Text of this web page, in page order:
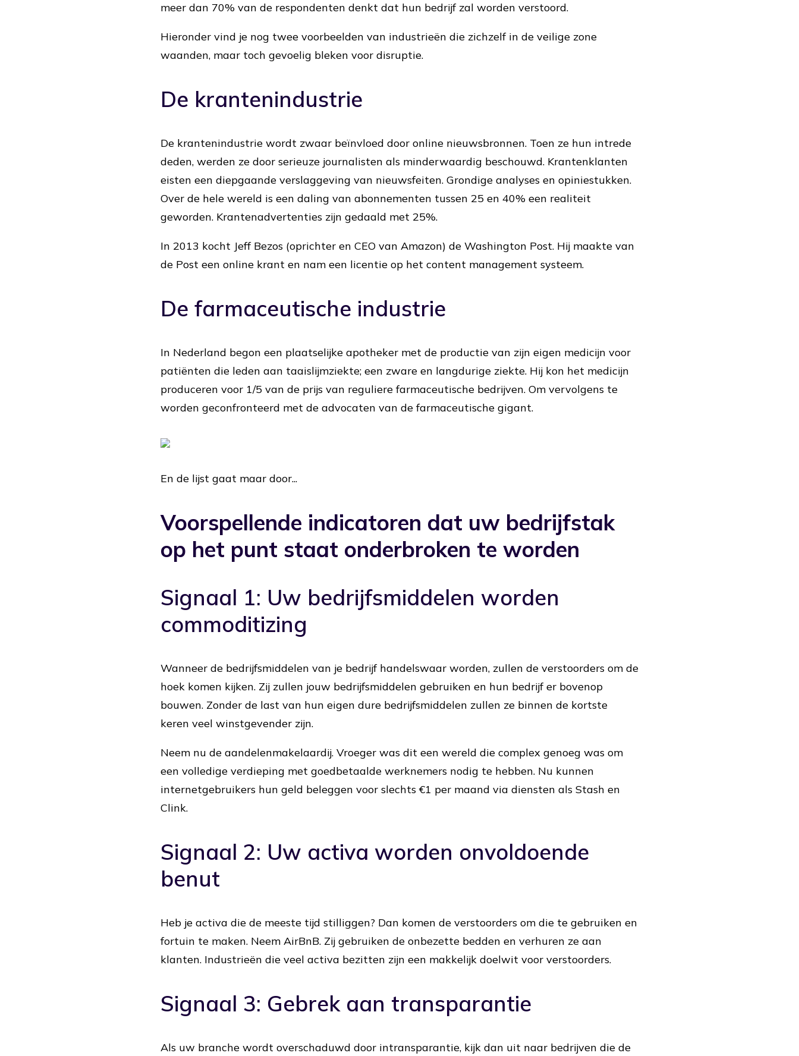
meer dan 70% van de respondenten denkt dat hun bedrijf zal worden verstoord.
Hieronder vind je nog twee voorbeelden van industrieën die zichzelf in de veilige zone
waanden, maar toch gevoelig bleken voor disruptie.
De krantenindustrie
De krantenindustrie wordt zwaar beïnvloed door online nieuwsbronnen. Toen ze hun intrede
deden, werden ze door serieuze journalisten als minderwaardig beschouwd. Krantenklanten
eisten een diepgaande verslaggeving van nieuwsfeiten. Grondige analyses en opiniestukken.
Over de hele wereld is een daling van abonnementen tussen 25 en 40% een realiteit
geworden. Krantenadvertenties zijn gedaald met 25%.
In 2013 kocht Jeff Bezos (oprichter en CEO van Amazon) de Washington Post. Hij maakte van
de Post een online krant en nam een licentie op het content management systeem.
De farmaceutische industrie
In Nederland begon een plaatselijke apotheker met de productie van zijn eigen medicijn voor
patiënten die leden aan taaislijmziekte; een zware en langdurige ziekte. Hij kon het medicijn
produceren voor 1/5 van de prijs van reguliere farmaceutische bedrijven. Om vervolgens te
worden geconfronteerd met de advocaten van de farmaceutische gigant.
En de lijst gaat maar door...
Voorspellende indicatoren dat uw bedrijfstak
op het punt staat onderbroken te worden
Signaal 1: Uw bedrijfsmiddelen worden
commoditizing
Wanneer de bedrijfsmiddelen van je bedrijf handelswaar worden, zullen de verstoorders om de
hoek komen kijken. Zij zullen jouw bedrijfsmiddelen gebruiken en hun bedrijf er bovenop
bouwen. Zonder de last van hun eigen dure bedrijfsmiddelen zullen ze binnen de kortste
keren veel winstgevender zijn.
Neem nu de aandelenmakelaardij. Vroeger was dit een wereld die complex genoeg was om
een volledige verdieping met goedbetaalde werknemers nodig te hebben. Nu kunnen
internetgebruikers hun geld beleggen voor slechts €1 per maand via diensten als Stash en
Clink.
Signaal 2: Uw activa worden onvoldoende
benut
Heb je activa die de meeste tijd stilliggen? Dan komen de verstoorders om die te gebruiken en
fortuin te maken. Neem AirBnB. Zij gebruiken de onbezette bedden en verhuren ze aan
klanten. Industrieën die veel activa bezitten zijn een makkelijk doelwit voor verstoorders.
Signaal 3: Gebrek aan transparantie
Als uw branche wordt overschaduwd door intransparantie, kijk dan uit naar bedrijven die de